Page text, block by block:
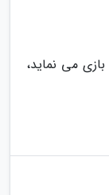
می نماید،